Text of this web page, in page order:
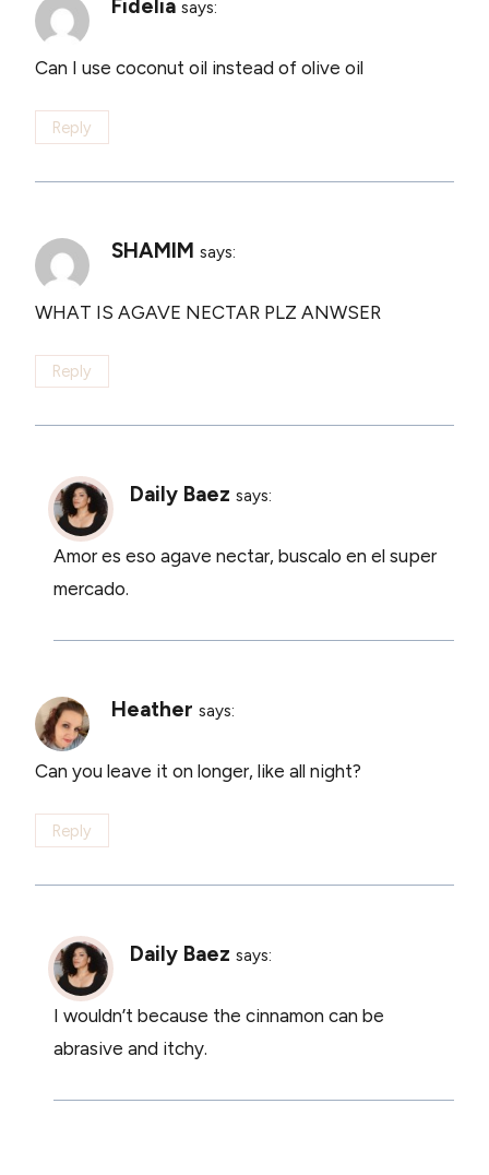
Fidelia says:
Can I use coconut oil instead of olive oil
Reply
SHAMIM says:
WHAT IS AGAVE NECTAR PLZ ANWSER
Reply
Daily Baez says:
Amor es eso agave nectar, buscalo en el super
mercado.
Heather says:
Can you leave it on longer, like all night?
Reply
Daily Baez says:
I wouldn’t because the cinnamon can be
abrasive and itchy.